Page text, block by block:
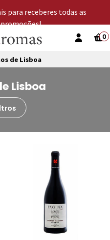
para receberes todas as
0
de Lisboa
Lisboa